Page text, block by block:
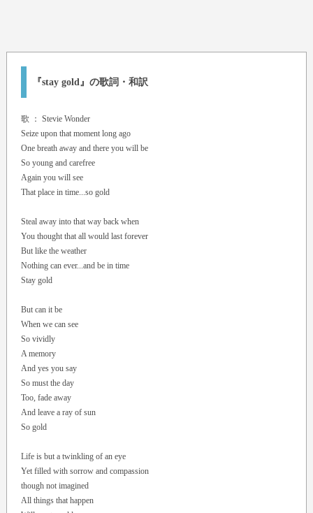
『stay gold』の歌詞・和訳
歌 ： Stevie Wonder
Seize upon that moment long ago
One breath away and there you will be
So young and carefree
Again you will see
That place in time...so gold
Steal away into that way back when
You thought that all would last forever
But like the weather
Nothing can ever...and be in time
Stay gold
But can it be
When we can see
So vividly
A memory
And yes you say
So must the day
Too, fade away
And leave a ray of sun
So gold
Life is but a twinkling of an eye
Yet filled with sorrow and compassion
though not imagined
All things that happen